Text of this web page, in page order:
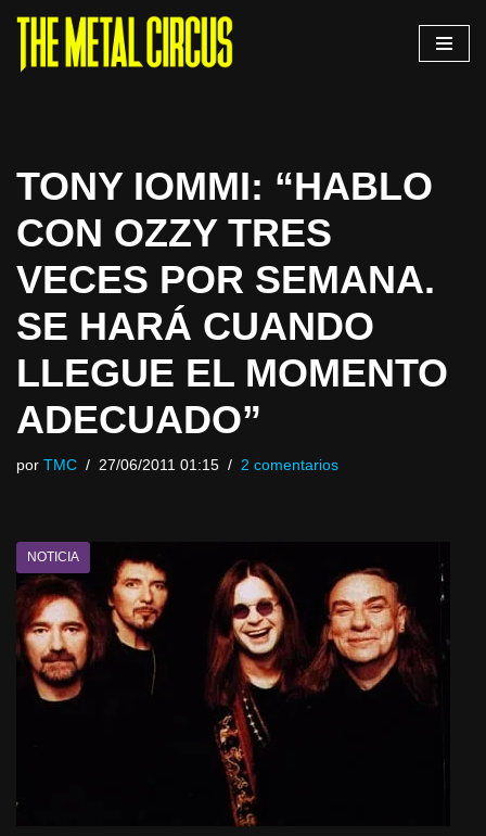
Saltar
TONY IOMMI: “HABLO
CON OZZY TRES
VECES POR SEMANA.
SE HARÁ CUANDO
LLEGUE EL MOMENTO
ADECUADO”
por TMC 27/06/2011 01:15 2 comentarios
NOTICIA